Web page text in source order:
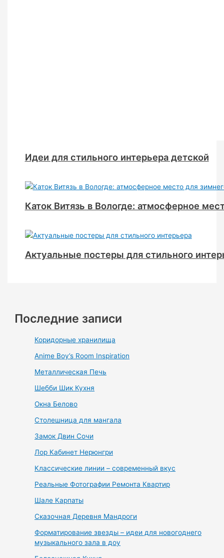
Идеи для стильного интерьера детской
Каток Витязь в Вологде: атмосферное
Актуальные постеры для стильного
Последние записи
Коридорные хранилища
Anime Boy’s Room Inspiration
Металлическая Печь
Шебби Шик Кухня
Окна Белово
Столешница для мангала
Замок Двин Сочи
Лор Кабинет Нерюнгри
Классические линии – современный вкус
Реальные Фотографии Ремонта Квартир
Шале Карпаты
Сказочная Деревня Мандроги
Форматирование звезды – идеи для новогоднего
музыкального зала в доу